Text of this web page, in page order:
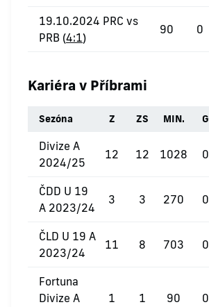
19.10.2024 PRC vs
PRB (4:1)
90 0
Kariéra v Příbrami
Sezóna Z ZS MIN. G
Divize A
2024/25
12 12 1028 0
ČDD U 19
A 2023/24
3 3 270 0
ČLD U 19 A
2023/24
11 8 703 0
Fortuna
Divize A
1 1 90 0